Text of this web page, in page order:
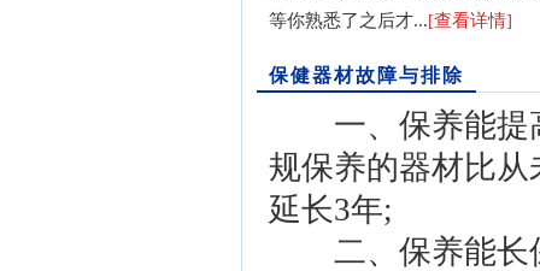
等你熟悉了之后才...[查看详情]
保健器材故障与排除
一、保养能提
规保养的器材比
延长3年;
二、保养能长